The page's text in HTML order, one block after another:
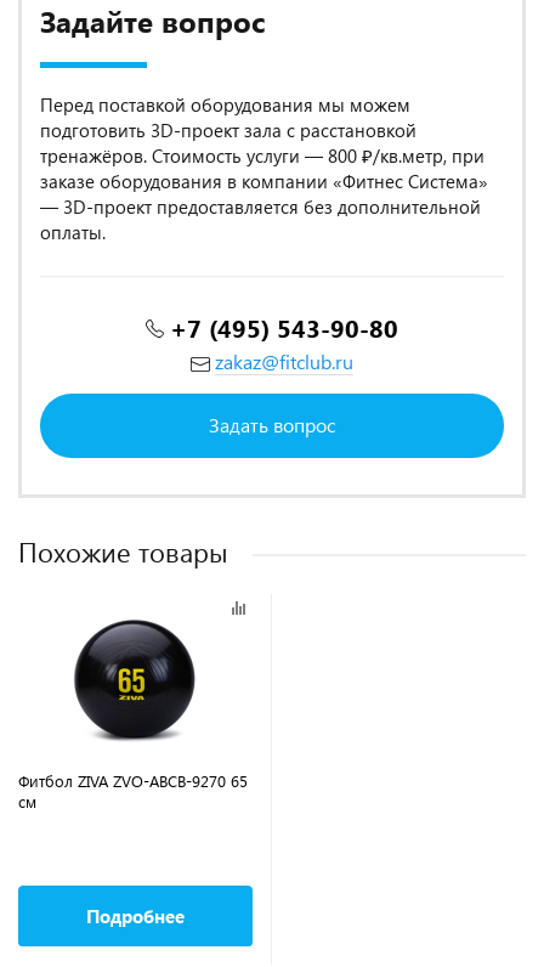
Задайте вопрос
Перед поставкой оборудования мы можем
подготовить 3D-проект зала с расстановкой
тренажёров. Стоимость услуги — 800 ₽/кв.метр, при
заказе оборудования в компании «Фитнес Система»
— 3D-проект предоставляется без дополнительной
оплаты.
+7 (495) 543-90-80
zakaz@fitclub.ru
Задать вопрос
Похожие товары
Фитбол ZIVA ZVO-ABCB-9270 65
см
Подробнее